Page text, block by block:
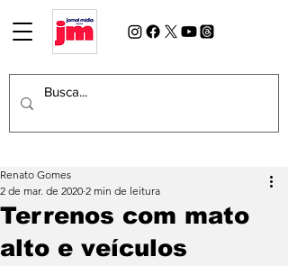
Terrenos com mato
alto e veículos
Renato Gomes
2 de mar. de 2020 2 min de leitura